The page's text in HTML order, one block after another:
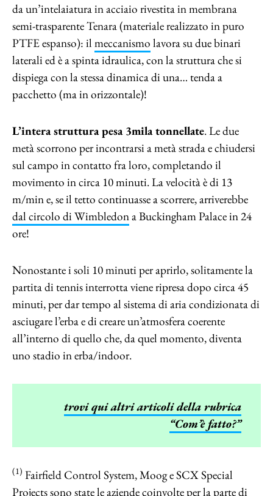
da un’intelaiatura in acciaio rivestita in membrana
semi-trasparente Tenara (materiale realizzato in puro
PTFE espanso): il meccanismo lavora su due binari
laterali ed è a spinta idraulica, con la struttura che si
dispiega con la stessa dinamica di una… tenda a
pacchetto (ma in orizzontale)!
L’intera struttura pesa 3mila tonnellate. Le due
metà scorrono per incontrarsi a metà strada e chiudersi
sul campo in contatto fra loro, completando il
movimento in circa 10 minuti. La velocità è di 13
m/min e, se il tetto continuasse a scorrere, arriverebbe
dal circolo di Wimbledona Buckingham Palace in 24
ore!
Nonostante i soli 10 minuti per aprirlo, solitamente la
partita di tennis interrotta viene ripresa dopo circa 45
minuti, per dar tempo al sistema di aria condizionata di
asciugare l’erba e di creare un’atmosfera coerente
all’interno di quello che, da quel momento, diventa
uno stadio in erba/indoor.
trovi qui altri articoli della rubrica
“Com’è fatto?”
(1) Fairfield Control System, Moog e SCX Special
Projects sono state le aziende coinvolte per la parte di